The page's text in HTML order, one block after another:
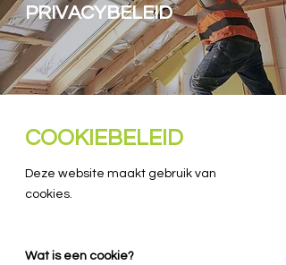
PRIVACYBELEID
COOKIEBELEID
Deze website maakt gebruik van
cookies.
Wat is een cookie?